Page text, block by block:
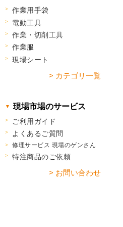
作業用手袋
電動工具
作業・切削工具
作業服
現場シート
> カテゴリ一覧
現場市場のサービス
ご利用ガイド
よくあるご質問
修理サービス 現場のゲンさん
特注商品のご依頼
> お問い合わせ